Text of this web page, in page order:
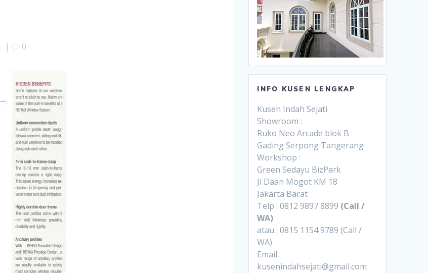
| 0
INFO KUSEN LENGKAP
Kusen Indah Sejati
Showroom :
Ruko Neo Arcade blok B
Gading Serpong Tangerang
Workshop :
Green Sedayu BizPark
Jl Daan Mogot KM 18
Jakarta Barat
Telp : 0812 9897 8899 (Call /
WA)
atau : 0815 1154 9789 (Call /
WA)
Email :
kusenindahsejati@gmail.com